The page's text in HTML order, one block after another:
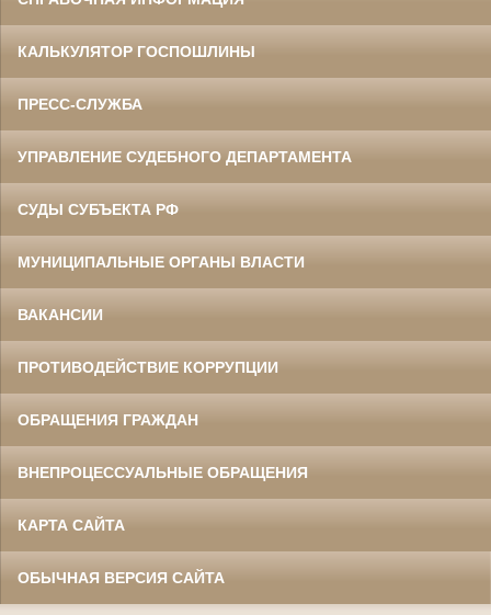
КАЛЬКУЛЯТОР ГОСПОШЛИНЫ
ПРЕСС-СЛУЖБА
УПРАВЛЕНИЕ СУДЕБНОГО ДЕПАРТАМЕНТА
СУДЫ СУБЪЕКТА РФ
МУНИЦИПАЛЬНЫЕ ОРГАНЫ ВЛАСТИ
ВАКАНСИИ
ПРОТИВОДЕЙСТВИЕ КОРРУПЦИИ
ОБРАЩЕНИЯ ГРАЖДАН
ВНЕПРОЦЕССУАЛЬНЫЕ ОБРАЩЕНИЯ
КАРТА САЙТА
ОБЫЧНАЯ ВЕРСИЯ САЙТА